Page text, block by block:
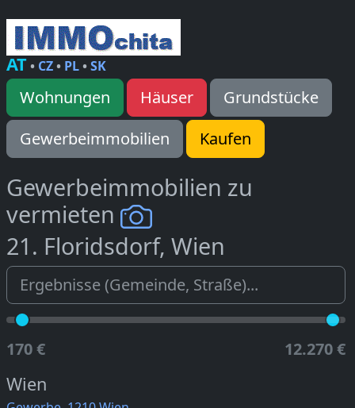
AT• CZ• PL•SK
Wohnungen Häuser
Grundstücke
Gewerbeimmobilien
Kaufen
Gewerbeimmobilien zu
vermieten
21. Floridsdorf, Wien
170 € 12.270 €
Wien